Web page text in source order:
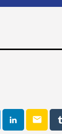
email